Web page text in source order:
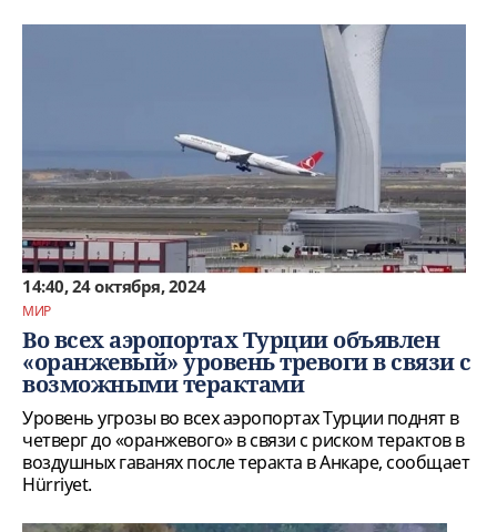
14:40, 24 октября, 2024
МИР
Во всех аэропортах Турции объявлен
«оранжевый» уровень тревоги в связи с
возможными терактами
Уровень угрозы во всех аэропортах Турции поднят в
четверг до «оранжевого» в связи с риском терактов в
воздушных гаванях после теракта в Анкаре, сообщает
Hürriyet.